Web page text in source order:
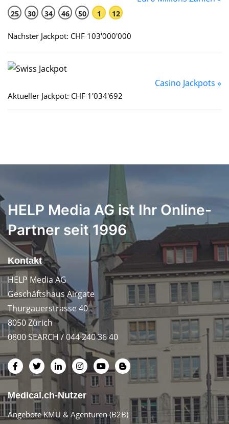
25 30 34 46 50 1 12
Nächster Jackpot: CHF 103'000'000
Casino Jackpots »
Aktueller Jackpot: CHF 1'034'692
HELP Media AG ist Ihr Online-
Partner seit 1996
Kontakt
HELP Media AG
Geschäftshaus Airgate
Thurgauerstrasse 40
8050 Zürich
0800 SEARCH / 044 240 36 40
Medical.ch-Nutzer
Angebote KMU & Agenturen (B2B)